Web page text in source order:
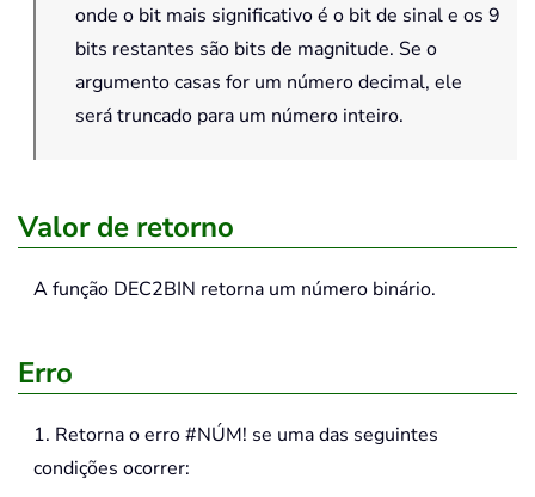
onde o bit mais significativo é o bit de sinal e os 9
bits restantes são bits de magnitude. Se o
argumento casas for um número decimal, ele
será truncado para um número inteiro.
Valor de retorno
A função DEC2BIN retorna um número binário.
Erro
1. Retorna o erro #NÚM! se uma das seguintes
condições ocorrer: